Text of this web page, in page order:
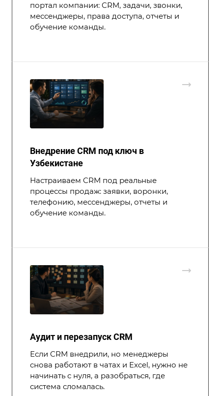
портал компании: CRM, задачи, звонки,
мессенджеры, права доступа, отчеты и
обучение команды.
Внедрение CRM под ключ в
Узбекистане
Настраиваем CRM под реальные
процессы продаж: заявки, воронки,
телефонию, мессенджеры, отчеты и
обучение команды.
Аудит и перезапуск CRM
Если CRM внедрили, но менеджеры
снова работают в чатах и Excel, нужно не
начинать с нуля, а разобраться, где
система сломалась.